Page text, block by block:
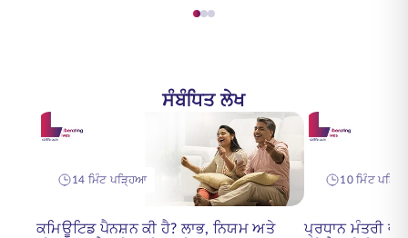
ਸੰਬੰਧਿਤ ਲੇਖ
14 ਮਿੰਟ ਪੜ੍ਹਿਆ
ਕਮਿਊਟਿਡ ਪੈਨਸ਼ਨ ਕੀ ਹੈ? ਲਾਭ, ਨਿਯਮ ਅਤੇ
10 ਮਿੰਟ
ਪ੍ਰਧਾਨ ਮੰਤਰੀ